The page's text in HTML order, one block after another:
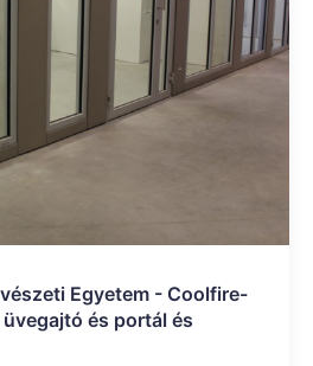
Egyetem - Coolfire-
és portál és